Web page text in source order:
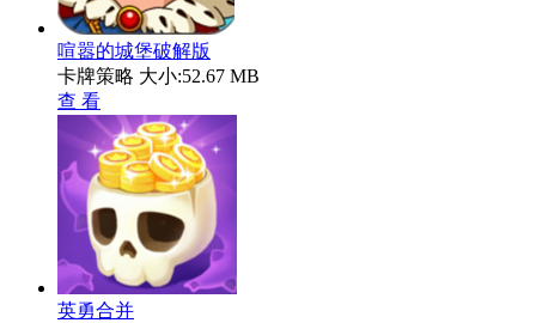
喧嚣的城堡破解版
卡牌策略 大小:52.67 MB
查 看
英勇合并